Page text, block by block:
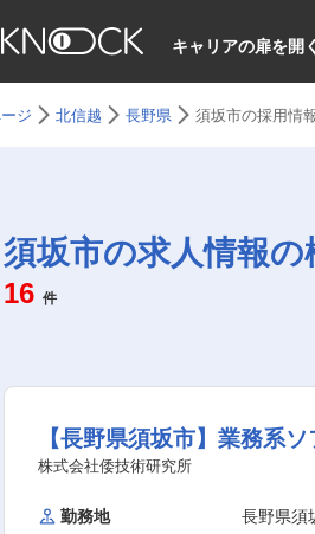
キャリアの扉を開く
ジ 北信越 長野県 須坂市の採用情
須坂市の求人情報
16 件
【長野県須坂市】業務
株式会社倭技術研究所
勤務地
長野県須